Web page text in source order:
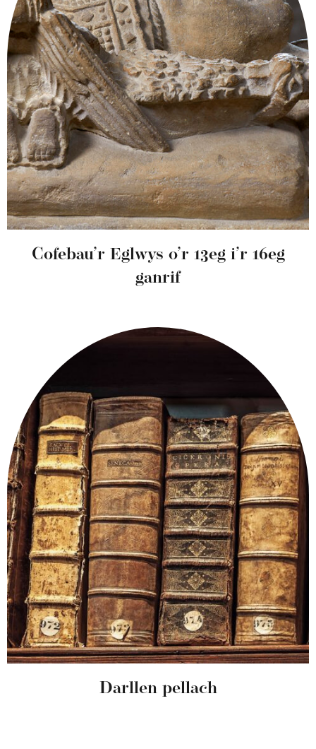
Cofebau’r Eglwys o’r 13eg i’r 16eg
ganrif
Darllen pellach